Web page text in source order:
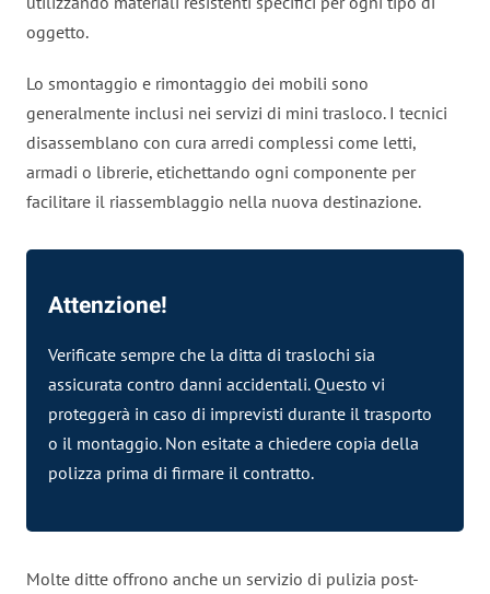
oggetto.
Lo smontaggio e rimontaggio dei mobili sono
generalmente inclusi nei servizi di mini trasloco. I tecnici
disassemblano con cura arredi complessi come letti,
armadi o librerie, etichettando ogni componente per
facilitare il riassemblaggio nella nuova destinazione.
Attenzione!
Verificate sempre che la ditta di traslochi sia
assicurata contro danni accidentali. Questo vi
proteggerà in caso di imprevisti durante il trasporto
o il montaggio. Non esitate a chiedere copia della
polizza prima di firmare il contratto.
Molte ditte offrono anche un servizio di pulizia post-